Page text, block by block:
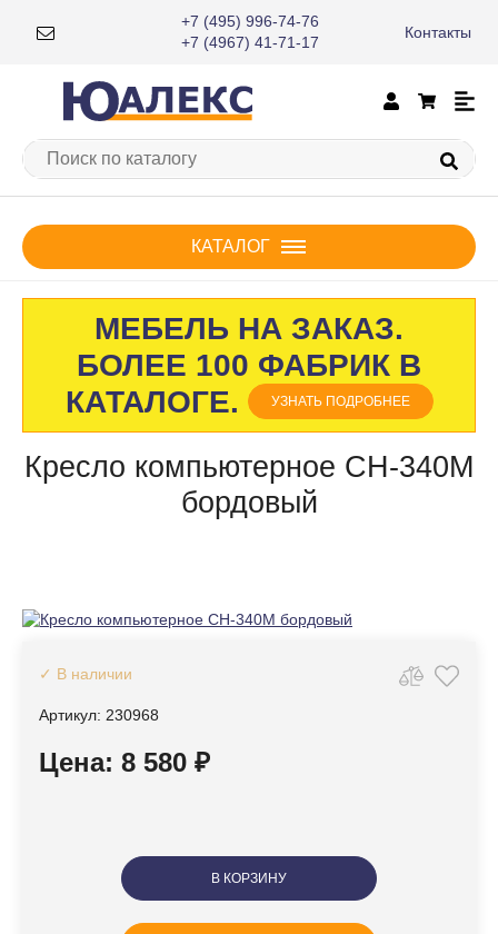
+7 (495) 996-74-76
+7 (4967) 41-71-17
Контакты
×
КАТАЛОГ
МЕБЕЛЬ НА ЗАКАЗ.
БОЛЕЕ 100 ФАБРИК В
КАТАЛОГЕ.
УЗНАТЬ ПОДРОБНЕЕ
Кресло компьютерное СН-340М
бордовый
✓ В наличии
Артикул: 230968
Цена: 8 580 ₽
В КОРЗИНУ